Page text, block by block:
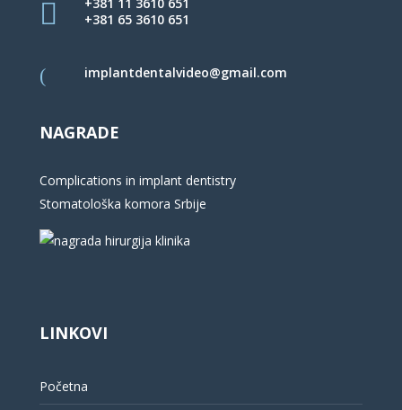
+381 65 3610 651
implantdentalvideo@gmail.com
NAGRADE
Complications in implant dentistry
Stomatološka komora Srbije
LINKOVI
Početna